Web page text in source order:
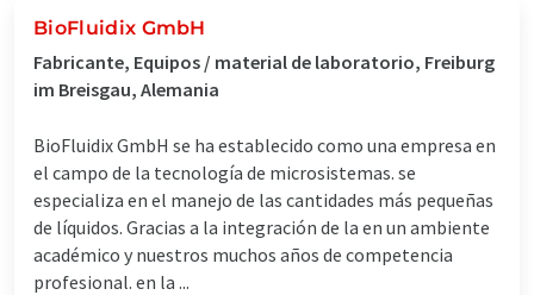
BioFluidix GmbH
Fabricante, Equipos / material de laboratorio, Freiburg
im Breisgau, Alemania
BioFluidix GmbH se ha establecido como una empresa en
el campo de la tecnología de microsistemas. se
especializa en el manejo de las cantidades más pequeñas
de líquidos. Gracias a la integración de la en un ambiente
académico y nuestros muchos años de competencia
profesional. en la ...